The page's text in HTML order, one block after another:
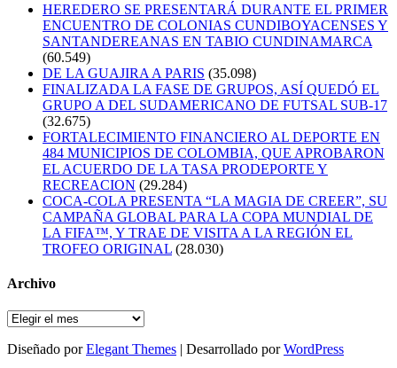
HEREDERO SE PRESENTARÁ DURANTE EL PRIMER
ENCUENTRO DE COLONIAS CUNDIBOYACENSES Y
SANTANDEREANAS EN TABIO CUNDINAMARCA
(60.549)
DE LA GUAJIRA A PARIS (35.098)
FINALIZADA LA FASE DE GRUPOS, ASÍ QUEDÓ EL
GRUPO A DEL SUDAMERICANO DE FUTSAL SUB-17
(32.675)
FORTALECIMIENTO FINANCIERO AL DEPORTE EN
484 MUNICIPIOS DE COLOMBIA, QUE APROBARON
EL ACUERDO DE LA TASA PRODEPORTE Y
RECREACION (29.284)
COCA-COLA PRESENTA “LA MAGIA DE CREER”, SU
CAMPAÑA GLOBAL PARA LA COPA MUNDIAL DE
LA FIFA™, Y TRAE DE VISITA A LA REGIÓN EL
TROFEO ORIGINAL (28.030)
Archivo
Archivo
Diseñado porElegant Themes | Desarrollado porWordPress